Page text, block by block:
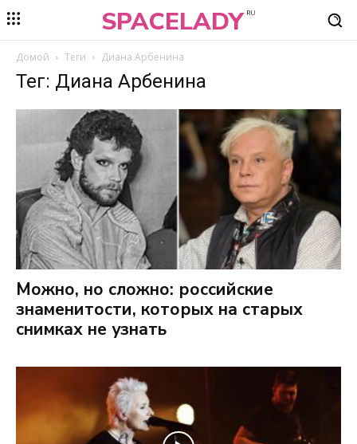
SPACELADY RU
Домой Теги Диана Арбенина
Тег: Диана Арбенина
Можно, но сложно: российские
знаменитости, которых на старых
снимках не узнать